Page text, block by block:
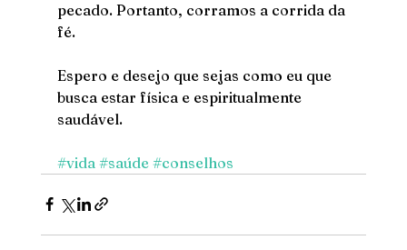
pecado. Portanto, corramos a corrida da
fé.
Espero e desejo que sejas como eu que
busca estar física e espiritualmente
saudável.
#vida #saúde #conselhos